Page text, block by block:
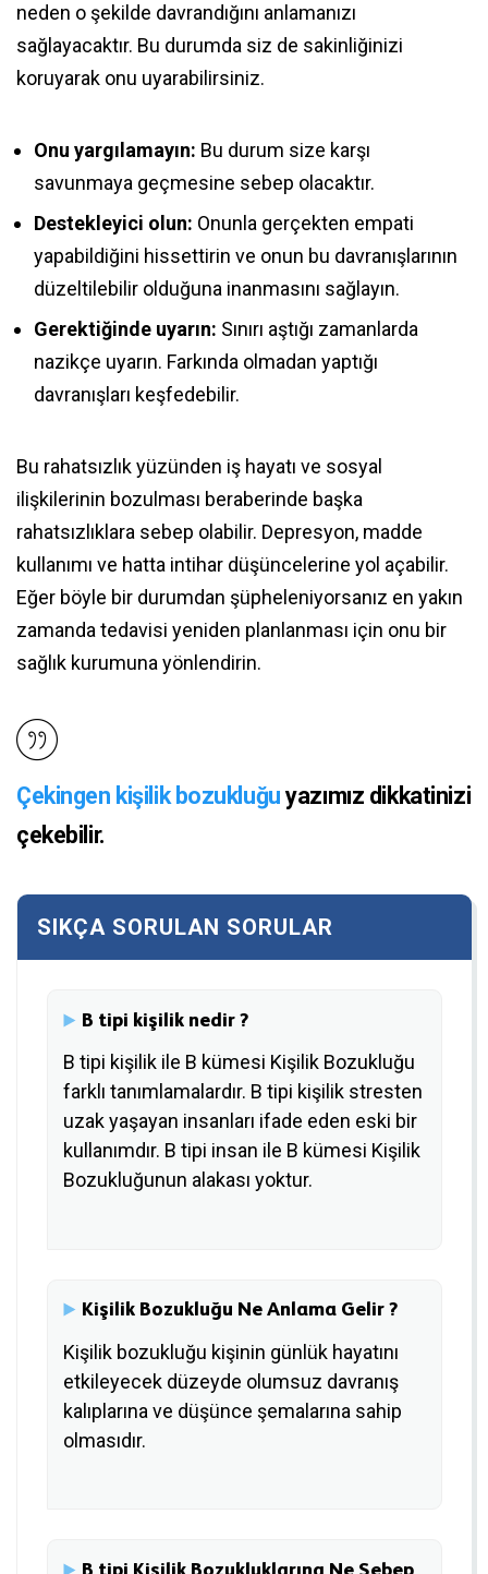
neden o şekilde davrandığını anlamanızı
sağlayacaktır. Bu durumda siz de sakinliğinizi
koruyarak onu uyarabilirsiniz.
Onu yargılamayın: Bu durum size karşı
savunmaya geçmesine sebep olacaktır.
Destekleyici olun: Onunla gerçekten empati
yapabildiğini hissettirin ve onun bu davranışlarının
düzeltilebilir olduğuna inanmasını sağlayın.
Gerektiğinde uyarın: Sınırı aştığı zamanlarda
nazikçe uyarın. Farkında olmadan yaptığı
davranışları keşfedebilir.
Bu rahatsızlık yüzünden iş hayatı ve sosyal
ilişkilerinin bozulması beraberinde başka
rahatsızlıklara sebep olabilir. Depresyon, madde
kullanımı ve hatta intihar düşüncelerine yol açabilir.
Eğer böyle bir durumdan şüpheleniyorsanız en yakın
zamanda tedavisi yeniden planlanması için onu bir
sağlık kurumuna yönlendirin.
Çekingen kişilik bozukluğuyazımız dikkatinizi
çekebilir.
B tipi kişilik nedir ?
B tipi kişilik ile B kümesi Kişilik Bozukluğu
farklı tanımlamalardır. B tipi kişilik stresten
uzak yaşayan insanları ifade eden eski bir
kullanımdır. B tipi insan ile B kümesi Kişilik
Bozukluğunun alakası yoktur.
Kişilik Bozukluğu Ne Anlama Gelir ?
Kişilik bozukluğu kişinin günlük hayatını
etkileyecek düzeyde olumsuz davranış
kalıplarına ve düşünce şemalarına sahip
olmasıdır.
B tipi Kişilik Bozukluklarına Ne Sebep